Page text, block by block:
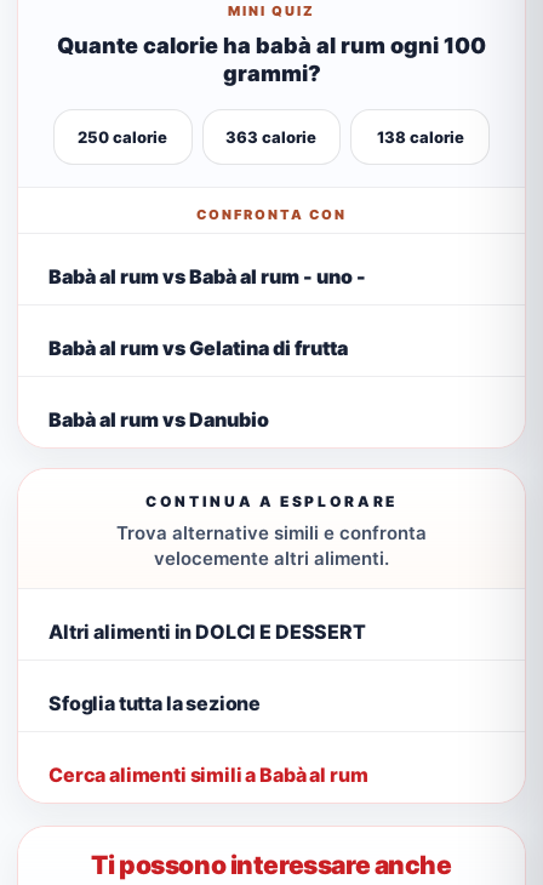
MINI QUIZ
Quante calorie ha babà al rum ogni 100
grammi?
250 calorie 363 calorie 138 calorie
CONFRONTA CON
Babà al rum vs Babà al rum - uno -
Babà al rum vs Gelatina di frutta
Babà al rum vs Danubio
CONTINUA A ESPLORARE
Trova alternative simili e confronta
velocemente altri alimenti.
Altri alimenti in DOLCI E DESSERT
Sfoglia tutta la sezione
Cerca alimenti simili a Babà al rum
Ti possono interessare anche